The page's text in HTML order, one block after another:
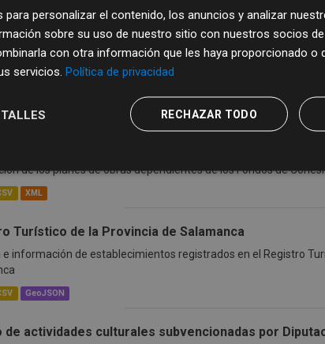
CSV XML
Obras de la Diputación Provincial de Salamanca
XML
de los planes de obras dependientes de los Fondos de
XML
Turístico de la Provincia de Salamanca
e información de establecimientos registrados en el Registro
GeoJSON
de actividades culturales subvencionadas por
para personalizar el contenido, los anuncios y analizar
sobre su uso de nuestro sitio con nuestros socios de
con otra información que les haya proporcionado o
servicios. Política de privacidad
RECHAZAR TODO